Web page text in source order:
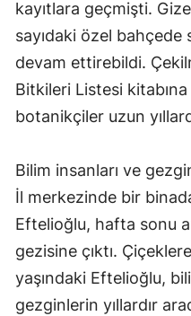
kayıtlara geçmişti.
sayıdaki özel bahçede
devam ettirebildi.
Bitkileri Listesi
botanikçiler uzun
Bilim insanları ve
İl merkezinde bir
Eftelioğlu, hafta sonu
gezisine çıktı.
yaşındaki Eftelioğlu,
gezginlerin yıllardır